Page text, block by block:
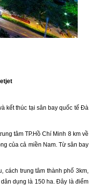
kết thúc tại sân bay quốc tế Đà
tâm TP.Hồ Chí Minh 8 km về
của cả miền Nam. Từ sân bay
cách trung tâm thành phố 3km,
dụng là 150 ha. Đây là điểm